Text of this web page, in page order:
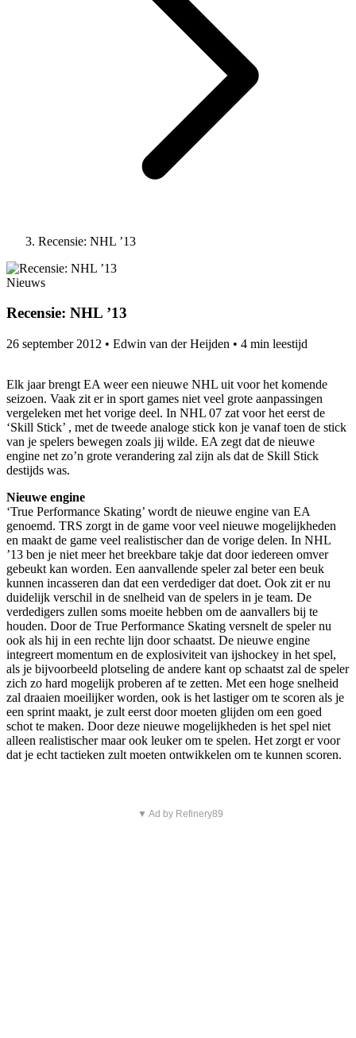
Recensie: NHL ’13
Nieuws
Recensie: NHL ’13
26 september 2012 • Edwin van der Heijden • 4 min leestijd
Elk jaar brengt EA weer een nieuwe NHL uit voor het komende
seizoen. Vaak zit er in sport games niet veel grote aanpassingen
vergeleken met het vorige deel. In NHL 07 zat voor het eerst de
‘Skill Stick’ , met de tweede analoge stick kon je vanaf toen de stick
van je spelers bewegen zoals jij wilde. EA zegt dat de nieuwe
engine net zo’n grote verandering zal zijn als dat de Skill Stick
destijds was.
Nieuwe engine
‘True Performance Skating’ wordt de nieuwe engine van EA
genoemd. TRS zorgt in de game voor veel nieuwe mogelijkheden
en maakt de game veel realistischer dan de vorige delen. In NHL
’13 ben je niet meer het breekbare takje dat door iedereen omver
gebeukt kan worden. Een aanvallende speler zal beter een beuk
kunnen incasseren dan dat een verdediger dat doet. Ook zit er nu
duidelijk verschil in de snelheid van de spelers in je team. De
verdedigers zullen soms moeite hebben om de aanvallers bij te
houden. Door de True Performance Skating versnelt de speler nu
ook als hij in een rechte lijn door schaatst. De nieuwe engine
integreert momentum en de explosiviteit van ijshockey in het spel,
als je bijvoorbeeld plotseling de andere kant op schaatst zal de speler
zich zo hard mogelijk proberen af te zetten. Met een hoge snelheid
zal draaien moeilijker worden, ook is het lastiger om te scoren als je
een sprint maakt, je zult eerst door moeten glijden om een goed
schot te maken. Door deze nieuwe mogelijkheden is het spel niet
alleen realistischer maar ook leuker om te spelen. Het zorgt er voor
dat je echt tactieken zult moeten ontwikkelen om te kunnen scoren.
▼ Ad by Refinery89